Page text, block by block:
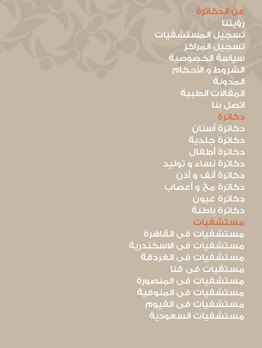
عن الدكاترة
رؤيتنا
تسجيل المستشفيات
تسجيل المراكز
سياسة الخصوصية
الشروط و الأحكام
المدونة
المقالات الطبية
اتصل بنا
دكاترة
دكاترة أسنان
دكاترة جلدية
دكاترة أطفال
دكاترة نساء و توليد
دكاترة أنف و أذن
دكاترة مخ و أعصاب
دكاترة عيون
دكاترة باطنة
مستشفيات
مستشفيات فى القاهرة
مستشفيات فى الاسكندرية
مستشفيات فى الغردقة
مستفيات فى قنا
مستشفيات فى المنصورة
مستشفيات فى المنوفية
مستشفيات فى الفيوم
مستشفيات السعودية